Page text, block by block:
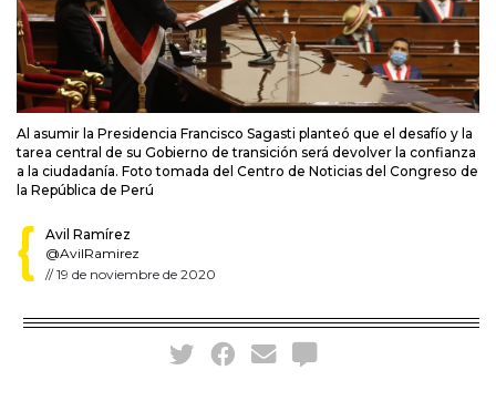
Al asumir la Presidencia Francisco Sagasti planteó que el desafío y la
tarea central de su Gobierno de transición será devolver la confianza
a la ciudadanía. Foto tomada del Centro de Noticias del Congreso de
la República de Perú
Avil Ramírez
@AvilRamirez
//19 de noviembre de 2020